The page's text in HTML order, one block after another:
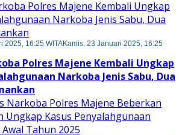
2025, 16:25 WITAKamis, 23 Januari 2025, 16:25
Polres Majene Kembali Ungkap
Narkoba Jenis Sabu, Dua